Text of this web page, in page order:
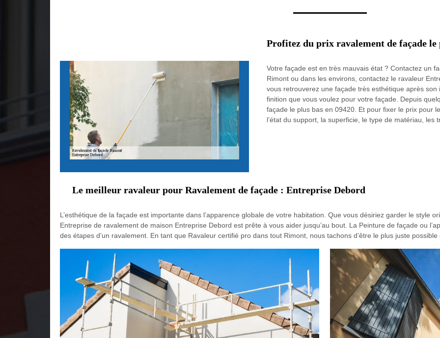
Profitez du prix ravalement de façade
Votre façade est en très mauvais état ? Contactez un
Rimont ou dans les environs, contactez le ravaleur
vous retrouverez une façade très esthétique après
finition que vous voulez pour votre façade. Depuis
façade le plus bas en 09420. Et pour fixer le prix pour
l’état du support, la superficie, le type de matériau, les
Le meilleur ravaleur pour Ravalement de façade : Entreprise Debord
L’esthétique de la façade est importante dans l’apparence globale de votre habitation. Que vous désiriez garder le style
Entreprise de ravalement de maison Entreprise Debord est prête à vous aider jusqu’au bout. La Peinture de façade ou
des étapes d’un ravalement. En tant que Ravaleur certifié pro dans tout Rimont, nous tachons d’être le plus juste